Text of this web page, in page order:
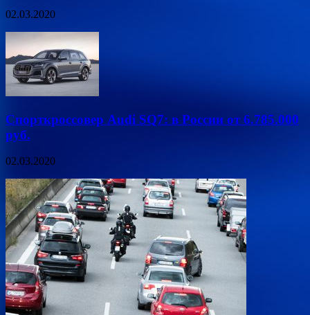
02.03.2020
Спорткроссовер Audi SQ7: в России от 6.785.000
руб.
02.03.2020